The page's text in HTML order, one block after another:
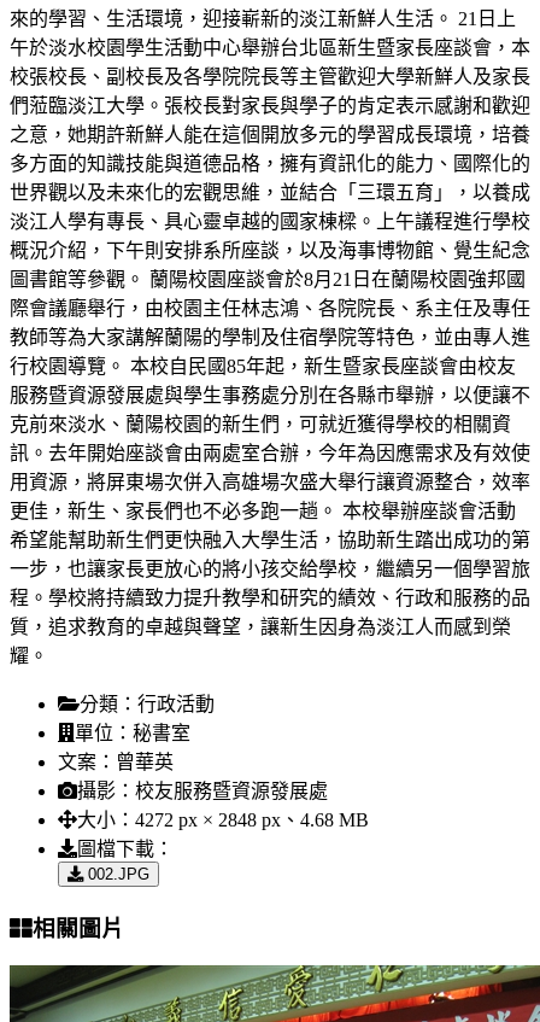
來的學習、生活環境，迎接嶄新的淡江新鮮人生活。 21日上
午於淡水校園學生活動中心舉辦台北區新生暨家長座談會，本
校張校長、副校長及各學院院長等主管歡迎大學新鮮人及家長
們蒞臨淡江大學。張校長對家長與學子的肯定表示感謝和歡迎
之意，她期許新鮮人能在這個開放多元的學習成長環境，培養
多方面的知識技能與道德品格，擁有資訊化的能力、國際化的
世界觀以及未來化的宏觀思維，並結合「三環五育」，以養成
淡江人學有專長、具心靈卓越的國家棟樑。上午議程進行學校
概況介紹，下午則安排系所座談，以及海事博物館、覺生紀念
圖書館等參觀。 蘭陽校園座談會於8月21日在蘭陽校園強邦國
際會議廳舉行，由校園主任林志鴻、各院院長、系主任及專任
教師等為大家講解蘭陽的學制及住宿學院等特色，並由專人進
行校園導覽。 本校自民國85年起，新生暨家長座談會由校友
服務暨資源發展處與學生事務處分別在各縣市舉辦，以便讓不
克前來淡水、蘭陽校園的新生們，可就近獲得學校的相關資
訊。去年開始座談會由兩處室合辦，今年為因應需求及有效使
用資源，將屏東場次併入高雄場次盛大舉行讓資源整合，效率
更佳，新生、家長們也不必多跑一趟。 本校舉辦座談會活動
希望能幫助新生們更快融入大學生活，協助新生踏出成功的第
一步，也讓家長更放心的將小孩交給學校，繼續另一個學習旅
程。學校將持續致力提升教學和研究的績效、行政和服務的品
質，追求教育的卓越與聲望，讓新生因身為淡江人而感到榮
耀。
分類： 行政活動
單位： 秘書室
文案： 曾華英
攝影： 校友服務暨資源發展處
大小： 4272 px × 2848 px、4.68 MB
圖檔下載：
002.JPG
相關圖片